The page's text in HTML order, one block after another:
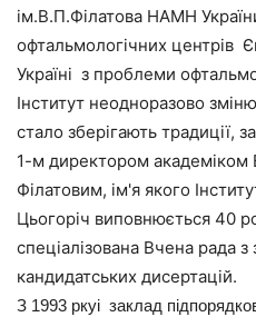
ім.В.П.Філатова НАМН
офтальмологічних центрів
Україні з проблеми
Інститут неодноразово
стало зберігають традиції,
1-м директором
Філатовим, ім'я якого
Цьогоріч виповнюється 40
спеціалізована Вчена рада з
кандидатських дисертацій.
З 1993 ркуі заклад